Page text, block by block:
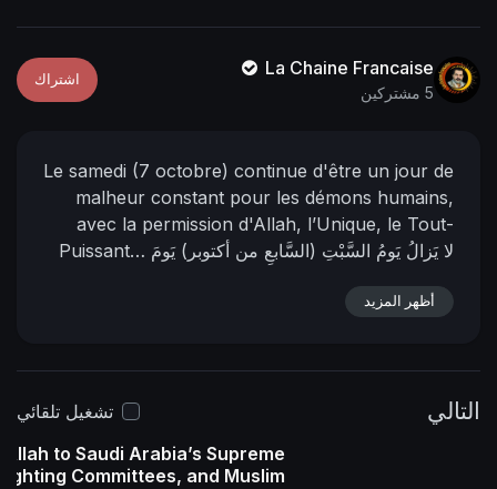
s
r
La Chaine Francaise
5 مشتركين
اشتراك
Le samedi (7 octobre) continue d'être un jour de
malheur constant pour les démons humains,
avec la permission d'Allah, l’Unique, le Tout-
Puissant… لا يَزالُ يَومُ السَّبْتِ (السَّابعِ من أكتوبر) يَومَ
L’imam Al-Mahdi Nasser Mohammad Al-
p=43267
أظهر المزيد
التالي
تشغيل تلقائي
to Saudi Arabia’s Supreme
Committees, and Muslim